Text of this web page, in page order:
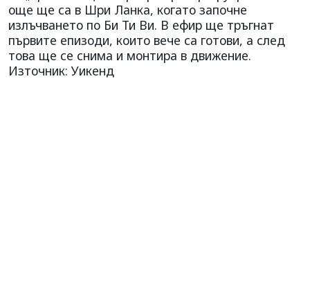
още ще са в Шри Ланка, когато започне
излъчването по Би Ти Ви. В ефир ще тръгнат
първите епизоди, които вече са готови, а след
това ще се снима и монтира в движение.
Източник: Уикенд